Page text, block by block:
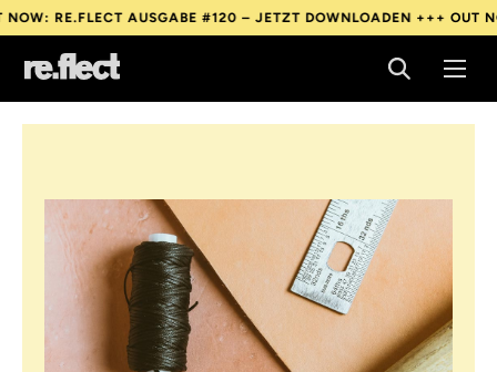
AUSGABE #120 – JETZT DOWNLOADEN +++OUT NOW:
AUSGABE #120 – JETZT DOWNLOADEN +++